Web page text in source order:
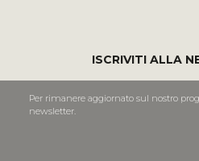
ISCRIVITI ALLA
Per rimanere aggiornato sul nostro
newsletter.